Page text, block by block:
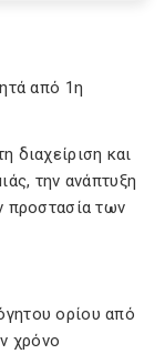
από 1η
διαχείριση και
την ανάπτυξη
προστασία των
ορίου από
χρόνο